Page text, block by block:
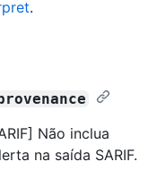
.
Não inclua
na saída SARIF.